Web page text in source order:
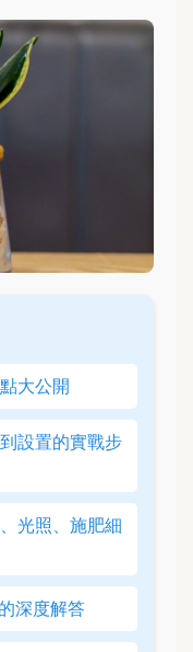
大公開
設置的實戰步
光照、施肥細
深度解答